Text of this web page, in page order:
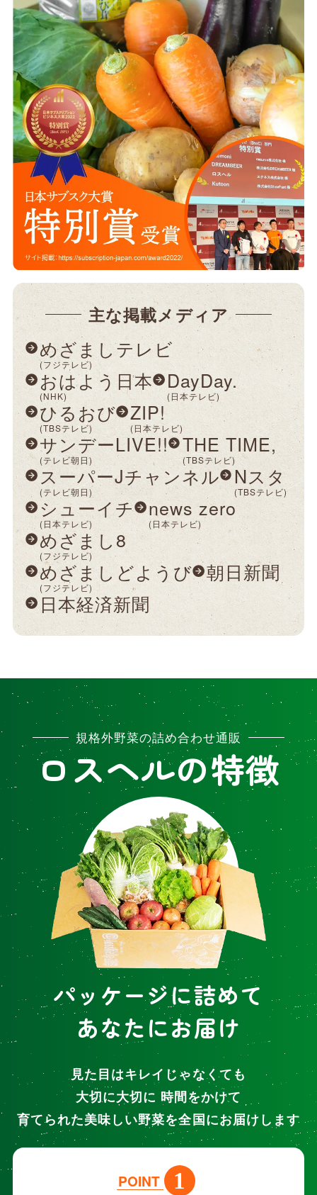
主な掲載メディア
めざましテレビ
(フジテレビ)
おはよう日本
(NHK)
DayDay.
(日本テレビ)
ひるおび
(TBSテレビ)
ZIP!
(日本テレビ)
サンデーLIVE!!
(テレビ朝日)
THE TIME,
(TBSテレビ)
スーパーJチャンネル
(テレビ朝日)
Nスタ
(TBSテレビ)
シューイチ
(日本テレビ)
news zero
(日本テレビ)
めざまし8
(フジテレビ)
めざましどようび
(フジテレビ)
朝日新聞
日本経済新聞
規格外野菜の詰め合わせ通販
ロスヘルの特徴
パッケージに詰めて
あなたにお届け
見た目はキレイじゃなくても
大切に大切に 時間をかけて
育てられた美味しい野菜を全国にお届けします
POINT 1